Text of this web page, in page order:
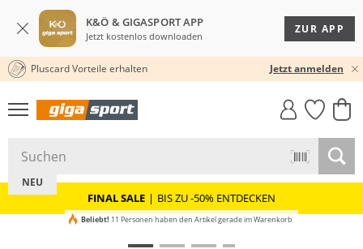
K&Ö & GIGASPORT APP
Jetzt kostenlos downloaden
ZUR APP
KOSTENLOSER VERSAND* & RÜCKVERSAND
30 TAGE RÜCKGABERECHT
Pluscard Vorteile erhalten Jetzt anmelden
GIGASTYLE
FAHRRAD­
MUST-HAVE
FINAL SALE | BIS ZU -50% ENTDECKEN
NEU
Beliebt! 11 Personen haben den Artikel gerade im Warenkorb